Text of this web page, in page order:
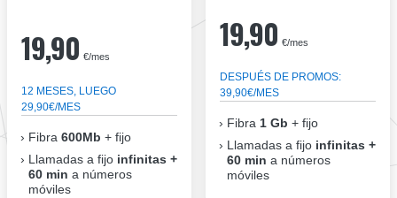
19,90 €/mes
12 MESES, LUEGO
29,90€/MES
Fibra 600Mb + fijo
Llamadas a fijo infinitas +
60 min a números
móviles
19,90 €/mes
DESPUÉS DE PROMOS:
39,90€/MES
Fibra 1 Gb + fijo
Llamadas a fijo infinitas +
60 min a números
móviles